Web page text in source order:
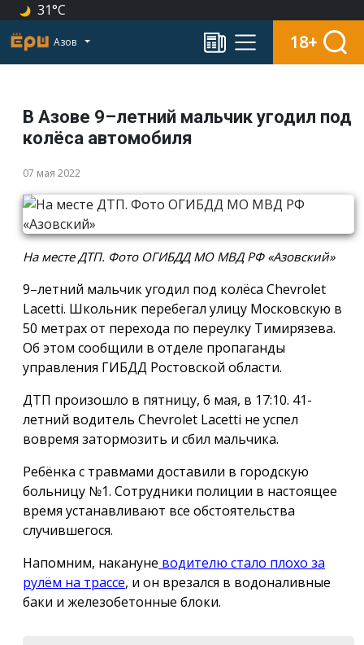
31°C
Азов 18+
В Азове 9–летний мальчик угодил под
колёса автомобиля
07 мая 2022
На месте ДТП. Фото ОГИБДД МО МВД РФ «Азовский»
9–летний мальчик угодил под колёса Chevrolet
Lacetti. Школьник перебегал улицу Московскую в
50 метрах от перехода по переулку Тимирязева.
Об этом сообщили в отделе пропаганды
управления ГИБДД Ростовской области.
ДТП произошло в пятницу, 6 мая, в 17:10. 41-
летний водитель Chevrolet Lacetti не успел
вовремя затормозить и сбил мальчика.
Ребёнка с травмами доставили в городскую
больницу №1. Сотрудники полиции в настоящее
время устанавливают все обстоятельства
случившегося.
Напомним, накануне водителю стало плохо за
рулём на трассе, и он врезался в водоналивные
баки и железобетонные блоки.